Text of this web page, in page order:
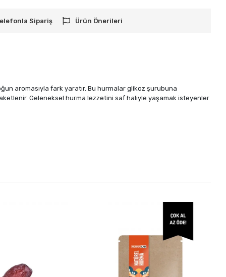
Sipariş Ürün Önerileri
aromasıyla fark yaratır. Bu hurmalar glikoz şurubuna
Geleneksel hurma lezzetini saf haliyle yaşamak isteyenler